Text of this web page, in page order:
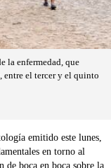
la enfermedad, que
entre el tercer y el quinto
emitido este lunes,
en torno al
de boca en boca sobre la